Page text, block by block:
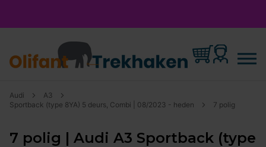
Audi
A3
Sportback (type 8YA) 5 deurs, Combi | 08/2023 - heden
7 polig
7 polig | Audi A3 Sportback (type